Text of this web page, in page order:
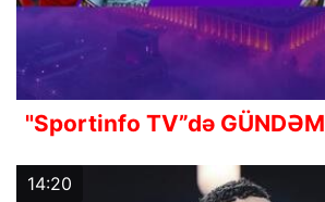
"Sportinfo TV”də GÜNDƏM
14:20